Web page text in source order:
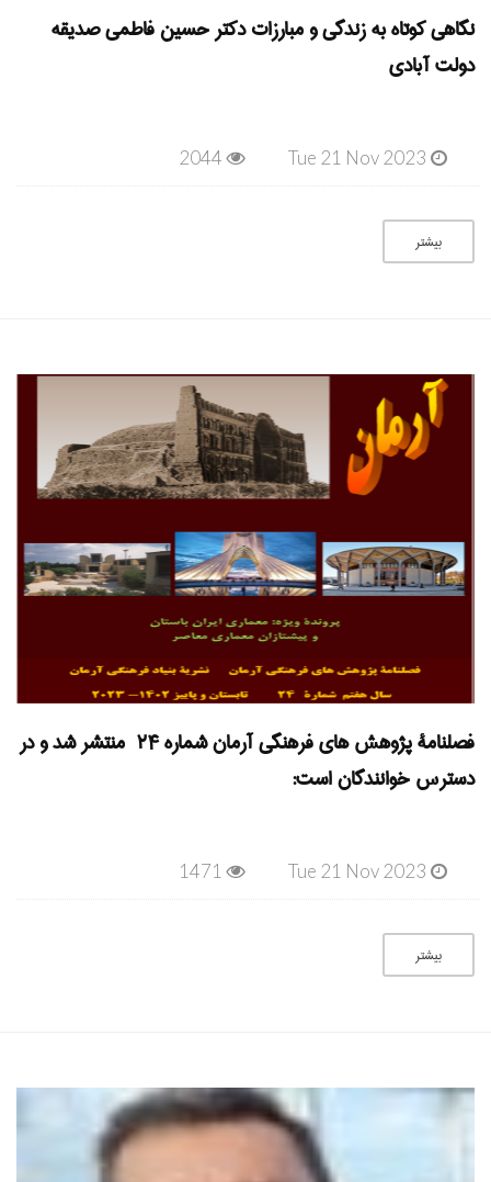
نگاهی کوتاه به زندگی و مبارزات دکتر حسین فاطمی صدیقه
دولت آبادی
Tue 21 Nov 2023
2044
بیشتر
فصلنامۀ پژوهش های فرهنگی آرمان شماره ۲۴ منتشر شد و در
دسترس خوانندگان است:
Tue 21 Nov 2023
1471
بیشتر